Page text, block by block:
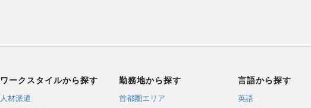
ワークスタイルから探す
人材派遣
勤務地から探す
首都圏エリア
言語から探す
英語